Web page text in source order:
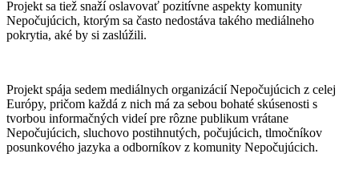
Projekt sa tiež snaží oslavovať pozitívne aspekty komunity
Nepočujúcich, ktorým sa často nedostáva takého mediálneho
pokrytia, aké by si zaslúžili.
Projekt spája sedem mediálnych organizácií Nepočujúcich z celej
Európy, pričom každá z nich má za sebou bohaté skúsenosti s
tvorbou informačných videí pre rôzne publikum vrátane
Nepočujúcich, sluchovo postihnutých, počujúcich, tlmočníkov
posunkového jazyka a odborníkov z komunity Nepočujúcich.